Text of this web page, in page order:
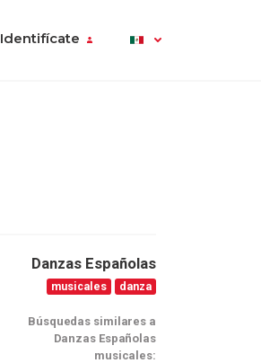
Identifícate
Danzas Españolas
musicales danza
Búsquedas similares a
Danzas Españolas
musicales: